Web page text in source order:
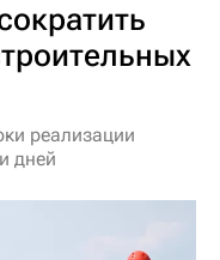
реализации
дней